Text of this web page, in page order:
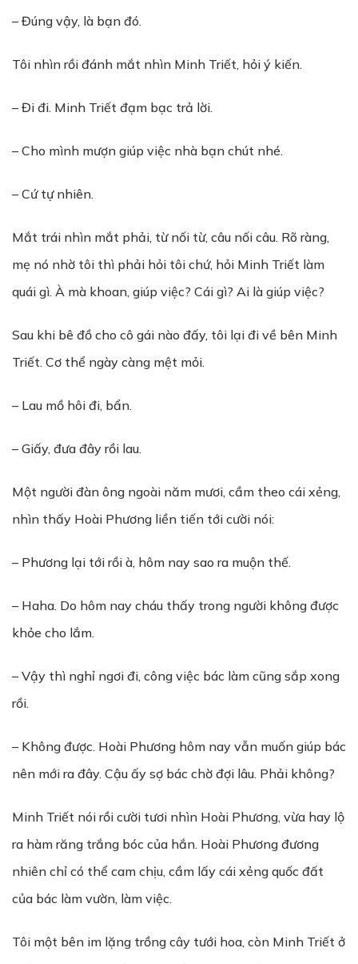
– Đúng vậy, là bạn đó.
Tôi nhìn rồi đánh mắt nhìn Minh Triết, hỏi ý kiến.
– Đi đi. Minh Triết đạm bạc trả lời.
– Cho mình mượn giúp việc nhà bạn chút nhé.
– Cứ tự nhiên.
Mắt trái nhìn mắt phải, từ nối từ, câu nối câu. Rõ ràng,
mẹ nó nhờ tôi thì phải hỏi tôi chứ, hỏi Minh Triết làm
quái gì. À mà khoan, giúp việc? Cái gì? Ai là giúp việc?
Sau khi bê đồ cho cô gái nào đấy, tôi lại đi về bên Minh
Triết. Cơ thể ngày càng mệt mỏi.
– Lau mồ hôi đi, bẩn.
– Giấy, đưa đây rồi lau.
Một người đàn ông ngoài năm mươi, cầm theo cái xẻng,
nhìn thấy Hoài Phương liền tiến tới cười nói:
– Phương lại tới rồi à, hôm nay sao ra muộn thế.
– Haha. Do hôm nay cháu thấy trong người không được
khỏe cho lắm.
– Vậy thì nghỉ ngơi đi, công việc bác làm cũng sắp xong
rồi.
– Không được. Hoài Phương hôm nay vẫn muốn giúp bác
nên mới ra đây. Cậu ấy sợ bác chờ đợi lâu. Phải không?
Minh Triết nói rồi cười tươi nhìn Hoài Phương, vừa hay lộ
ra hàm răng trắng bóc của hắn. Hoài Phương đương
nhiên chỉ có thể cam chịu, cầm lấy cái xẻng quốc đất
của bác làm vườn, làm việc.
Tôi một bên im lặng trồng cây tưới hoa, còn Minh Triết ở